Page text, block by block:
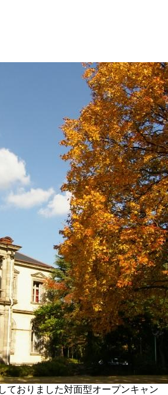
ておりました対面型オープンキャン